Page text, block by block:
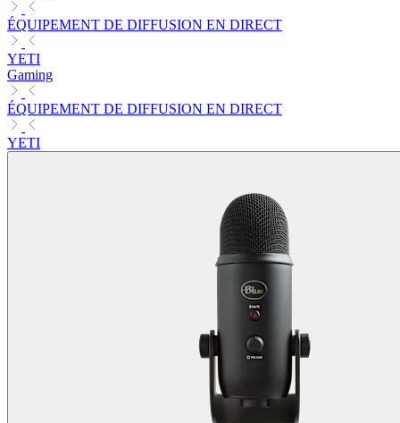
ÉQUIPEMENT DE DIFFUSION EN DIRECT
YETI
Gaming
ÉQUIPEMENT DE DIFFUSION EN DIRECT
YETI